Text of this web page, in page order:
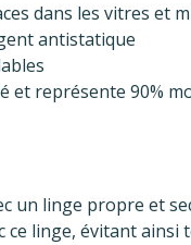
dans les vitres et
antistatique
et représente 90%
un linge propre et
linge, évitant ainsi